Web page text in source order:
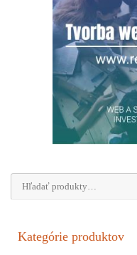
Hľadať:
Kategórie produktov